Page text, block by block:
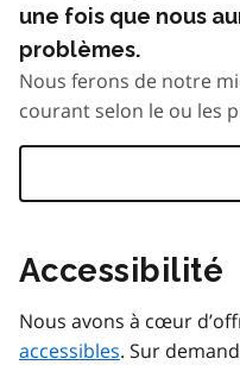
une fois que nous
problèmes.
Nous ferons de notre
courant selon le ou les
Accessibilité
Nous avons à cœur
accessibles. Sur